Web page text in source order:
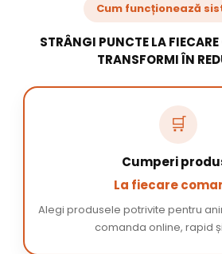
Cum funcționează
STRÂNGI PUNCTE LA
TRANSFORMI ÎN
🛒
Cumperi
La fiecare
Alegi produsele potrivite pentru
comanda online, rapid